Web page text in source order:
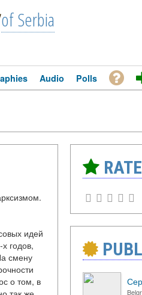
of Serbia
Audio Polls
идей
годов,
смену
о том, в
RATE